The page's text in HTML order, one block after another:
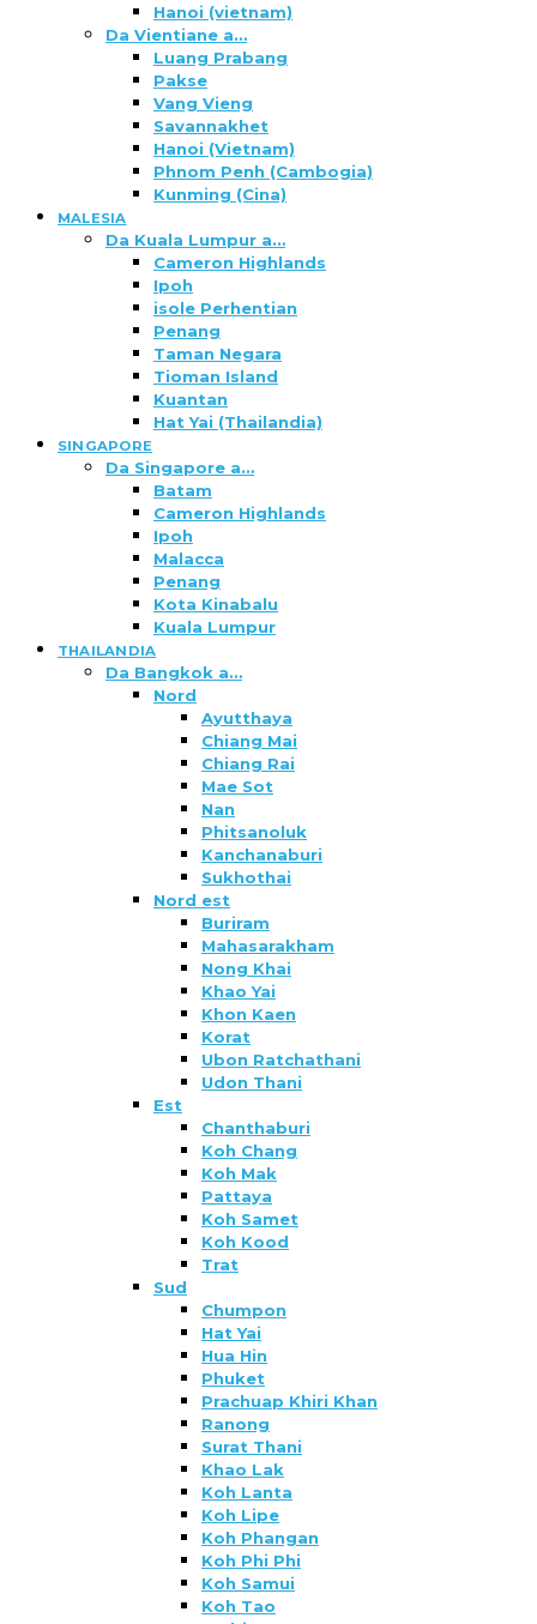
Hanoi (vietnam)
Da Vientiane a…
Luang Prabang
Pakse
Vang Vieng
Savannakhet
Hanoi (Vietnam)
Phnom Penh (Cambogia)
Kunming (Cina)
MALESIA
Da Kuala Lumpur a…
Cameron Highlands
Ipoh
isole Perhentian
Penang
Taman Negara
Tioman Island
Kuantan
Hat Yai (Thailandia)
SINGAPORE
Da Singapore a…
Batam
Cameron Highlands
Ipoh
Malacca
Penang
Kota Kinabalu
Kuala Lumpur
THAILANDIA
Da Bangkok a…
Nord
Ayutthaya
Chiang Mai
Chiang Rai
Mae Sot
Nan
Phitsanoluk
Kanchanaburi
Sukhothai
Nord est
Buriram
Mahasarakham
Nong Khai
Khao Yai
Khon Kaen
Korat
Ubon Ratchathani
Udon Thani
Est
Chanthaburi
Koh Chang
Koh Mak
Pattaya
Koh Samet
Koh Kood
Trat
Sud
Chumpon
Hat Yai
Hua Hin
Phuket
Prachuap Khiri Khan
Ranong
Surat Thani
Khao Lak
Koh Lanta
Koh Lipe
Koh Phangan
Koh Phi Phi
Koh Samui
Koh Tao